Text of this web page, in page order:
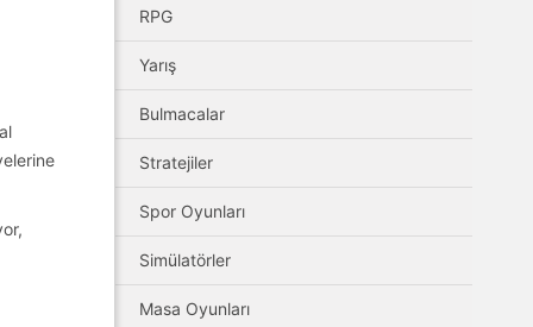
RPG
Yarış
Bulmacalar
Stratejiler
Spor Oyunları
Simülatörler
Masa Oyunları